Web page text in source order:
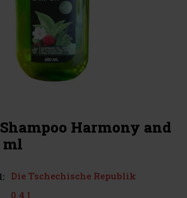
Harmony and
ml
Die Tschechische Republik
0.4 l